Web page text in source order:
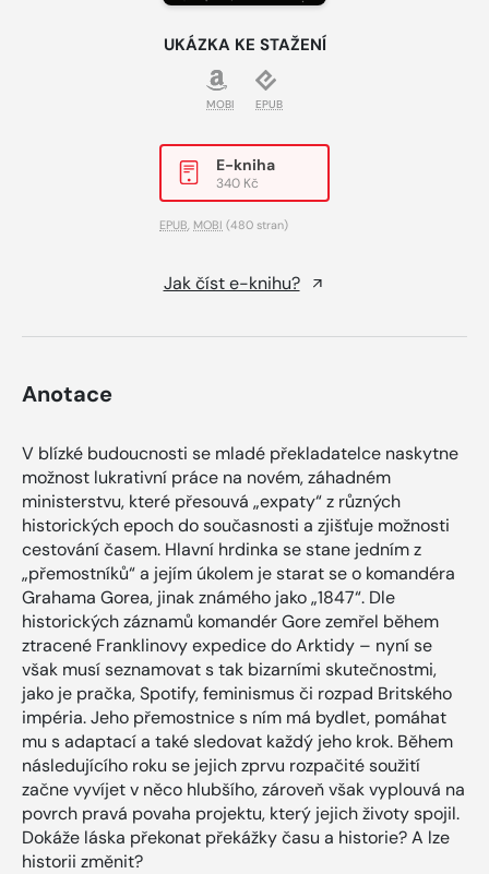
UKÁZKA KE STAŽENÍ
MOBI EPUB
E-kniha
340 Kč
EPUB, MOBI (480 stran)
Jak číst e-knihu?
Anotace
V blízké budoucnosti se mladé překladatelce naskytne
možnost lukrativní práce na novém, záhadném
ministerstvu, které přesouvá „expaty“ z různých
historických epoch do současnosti a zjišťuje možnosti
cestování časem. Hlavní hrdinka se stane jedním z
„přemostníků“ a jejím úkolem je starat se o komandéra
Grahama Gorea, jinak známého jako „1847“. Dle
historických záznamů komandér Gore zemřel během
ztracené Franklinovy expedice do Arktidy – nyní se
však musí seznamovat s tak bizarními skutečnostmi,
jako je pračka, Spotify, feminismus či rozpad Britského
impéria. Jeho přemostnice s ním má bydlet, pomáhat
mu s adaptací a také sledovat každý jeho krok. Během
následujícího roku se jejich zprvu rozpačité soužití
začne vyvíjet v něco hlubšího, zároveň však vyplouvá na
povrch pravá povaha projektu, který jejich životy spojil.
Dokáže láska překonat překážky času a historie? A lze
historii změnit?